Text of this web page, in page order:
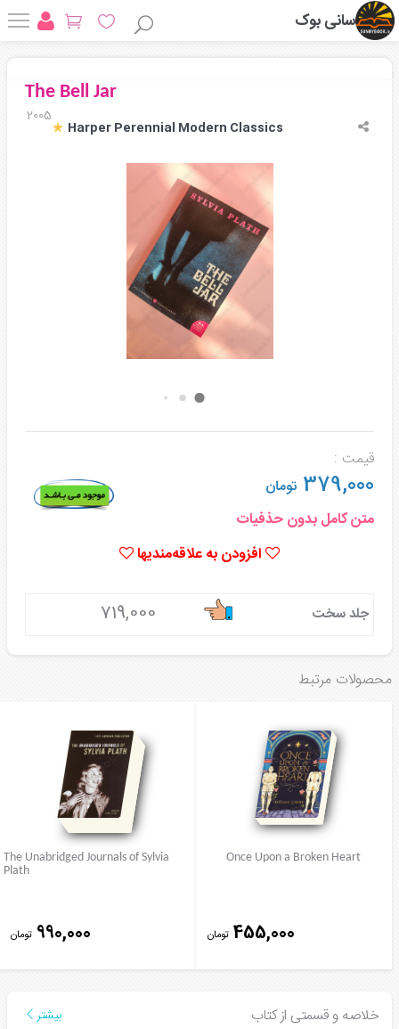
سانی بوک
The Bell Jar
2005
Harper Perennial Modern Classics
قیمت :
379,000 تومان
متن کامل بدون حذفیات
افزودن به علاقه‌مندیها
جلد سخت 719,000
محصولات مرتبط
Once Upon a Broken Heart
455,000 تومان
The Unabridged Journals of Sylvia
Plath
990,000 تومان
خلاصه و قسمتی از کتاب بیشتر